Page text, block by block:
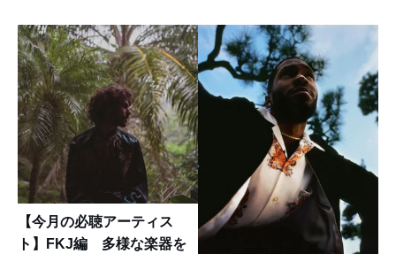
【今月の必聴アーティス
ト】FKJ編 多様な楽器を